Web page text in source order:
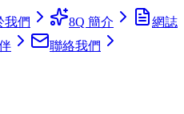
我們 8Q 簡介
網誌
聯絡我們